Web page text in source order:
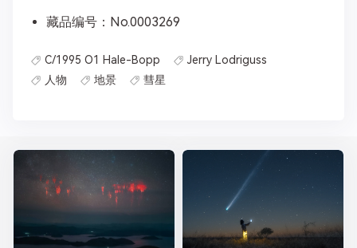
藏品编号：No.0003269
C/1995 O1 Hale-Bopp
Jerry Lodriguss
人物
地景 彗星